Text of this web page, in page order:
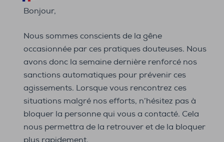
Bonjour,
Nous sommes conscients de la gêne
occasionnée par ces pratiques douteuses. Nous
avons donc la semaine dernière renforcé nos
sanctions automatiques pour prévenir ces
agissements. Lorsque vous rencontrez ces
situations malgré nos efforts, n’hésitez pas à
bloquer la personne qui vous a contacté. Cela
nous permettra de la retrouver et de la bloquer